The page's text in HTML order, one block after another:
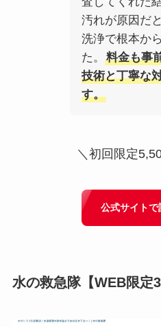
汚れが原因だ
洗浄で根本か
た。
料金も事
技術と丁寧な
す。
＼初回限定
公式サイトで
水の救急隊【WEB限定